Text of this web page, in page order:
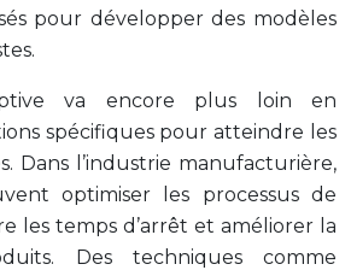
pour développer des modèles
va encore plus loin en
spécifiques pour atteindre les
Dans l’industrie manufacturière,
optimiser les processus de
les temps d’arrêt et améliorer la
Des techniques comme